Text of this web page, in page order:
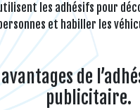
les adhésifs pour
et habiller les
avantages de
publicitaire.